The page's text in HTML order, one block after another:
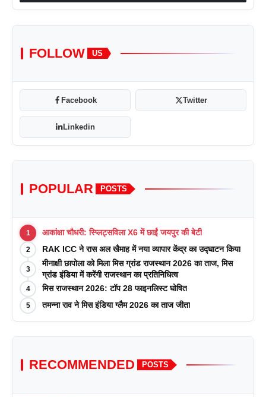
FOLLOW US
Facebook Twitter
Linkedin
POPULAR POSTS
1 आकांक्षा चौधरी: स्प्लिट्सविला X6 में छाईं जयपुर की बेटी
2 RAK ICC ने रास अल खैमाह में नया व्यापार केंद्र का उद्घाटन किया
3
मीनाक्षी छापोला को मिला मिस ग्रांड राजस्थान 2026 का ताज, मिस
ग्रांड इंडिया में करेंगी राजस्थान का प्रतिनिधित्व
4 मिस राजस्थान 2026: टॉप 28 फाइनलिस्ट घोषित
5 तमन्ना राव ने मिस इंडिया ग्लैम 2026 का ताज जीता
RECOMMENDED POSTS